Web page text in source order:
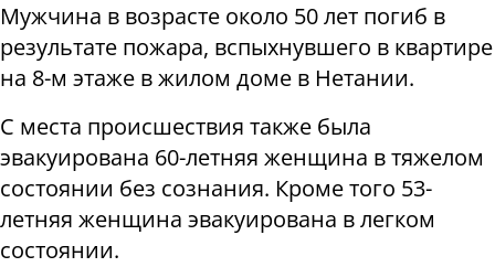
Мужчина в возрасте около 50 лет погиб в
результате пожара, вспыхнувшего в квартире
на 8-м этаже в жилом доме в Нетании.
С места происшествия также была
эвакуирована 60-летняя женщина в тяжелом
состоянии без сознания. Кроме того 53-
летняя женщина эвакуирована в легком
состоянии.